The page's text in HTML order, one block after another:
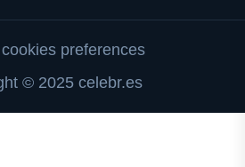
preferences
© 2025 celebr.es